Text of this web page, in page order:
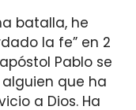
batalla, he
la fe” en 2
Pablo se
que ha
a Dios. Ha